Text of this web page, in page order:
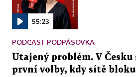
55:23
PODCAST PODPÁSOVKA
Utajený problém. V Česku
první volby, kdy sítě